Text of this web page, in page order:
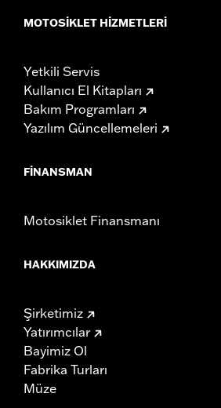
MOTOSIKLET HIZMETLERI
Yetkili Servis
Kullanıcı El Kitapları
Bakım Programları
Yazılım Güncellemeleri
FINANSMAN
Motosiklet Finansmanı
HAKKIMIZDA
Şirketimiz
Yatırımcılar
Bayimiz Ol
Fabrika Turları
Müze